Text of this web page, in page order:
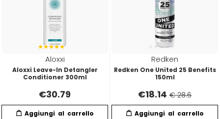
Aloxxi
Aloxxi Leave-In Detangler
Conditioner 300ml
€30.79
Redken
Redken One United 25 Benefits
150ml
€18.14 € 28.6